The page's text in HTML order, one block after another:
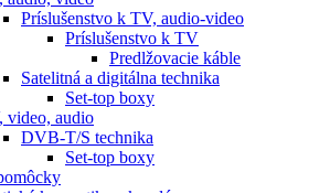
Príslušenstvo k TV, audio-video
Príslušenstvo k TV
Predlžovacie káble
Satelitná a digitálna technika
Set-top boxy
video, audio
DVB-T/S technika
Set-top boxy